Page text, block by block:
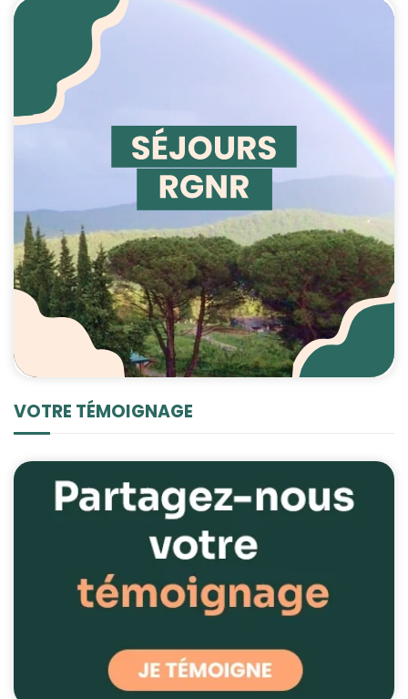
VOTRE TÉMOIGNAGE